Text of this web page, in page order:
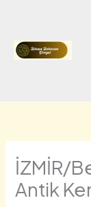
İZMİR/
Antik